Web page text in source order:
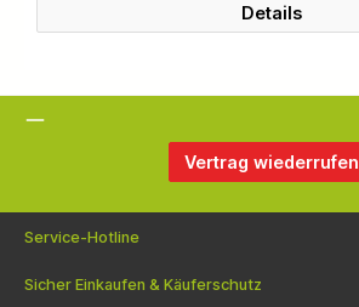
Details
Vertrag wiederrufen
Service-Hotline
Sicher Einkaufen & Käuferschutz